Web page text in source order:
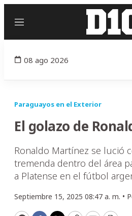
Menú
08 ago 2026
Paraguayos en el Exterior
El golazo de
Ronaldo Martínez se lució
tremenda dentro del área
a Platense en el fútbol
Septiembre 15, 2025 08:47 a. m. •